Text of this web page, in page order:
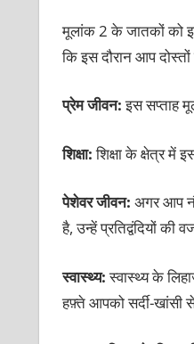
मूलांक 2 के जातकों को
कि इस दौरान आप
प्रेम जीवन:इस सप्ताह
शिक्षा:शिक्षा के क्षेत्र में
पेशेवर जीवन: अगर आप
है, उन्हें प्रतिद्वंदियों की
स्वास्थ्य:स्वास्थ्य के
हफ़्ते आपको सर्दी-खांसी